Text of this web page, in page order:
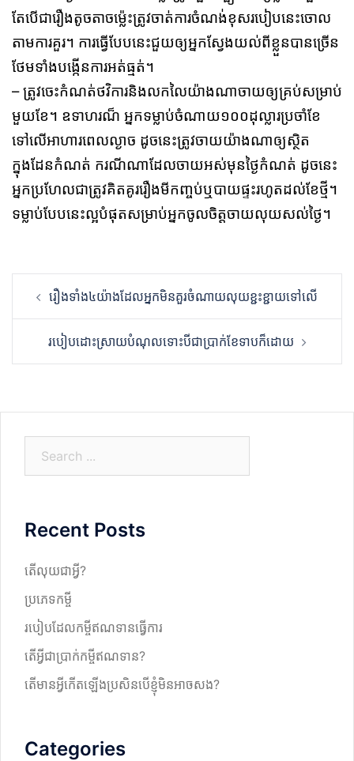
តែបើជារឿងតូចតាចម្ល៉េះត្រូវចាត់ការចំណង់ខុសរបៀបនេះចោល
តាមការគួរ។ ការធ្វើបែបនេះជួយឲ្យអ្នកស្វែងយល់ពីខ្លួនបានច្រើន
ថែមទាំងបង្កើនការអត់ធ្មត់។
– ត្រូវចេះកំណត់ថវិការនិងលកលៃយ៉ាងណាចាយឲ្យគ្រប់សម្រាប់
មួយខែ។ ឧទាហរណ៏ អ្នកទម្លាប់ចំណាយ១០០ដុល្លារប្រចាំខែ
ទៅលើអាហារពេលល្ងាច ដូចនេះត្រូវចាយយ៉ាងណាឲ្យស្ថិត
ក្នុងដែនកំណត់ ករណីណាដែលចាយអស់មុនថ្ងៃកំណត់ ដូចនេះ
អ្នកប្រហែលជាត្រូវគិតគូររឿងមីកញ្ចប់ឬបាយផ្ទះរហូតដល់ខែថ្មី។
ទម្លាប់បែបនេះល្អបំផុតសម្រាប់អ្នកចូលចិត្តចាយលុយសល់ថ្ងៃ។
navigation
រឿងទាំង៤យ៉ាងដែលអ្នកមិនគួរចំណាយលុយខ្ជះខ្ជាយទៅលើ
របៀបដោះស្រាយបំណុលទោះបីជាប្រាក់ខែទាបក៏ដោយ
c
Recent Posts
តើលុយជាអ្វី?
ប្រភេទកម្ចី
របៀបដែលកម្ចីឥណទានធ្វើការ
តើអ្វីជាប្រាក់កម្ចីឥណទាន?
តើមានអ្វីកើតឡើងប្រសិនបើខ្ញុំមិនអាចសង?
Categories